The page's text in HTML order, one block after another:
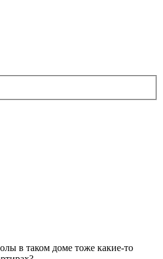
в таком доме тоже какие-то